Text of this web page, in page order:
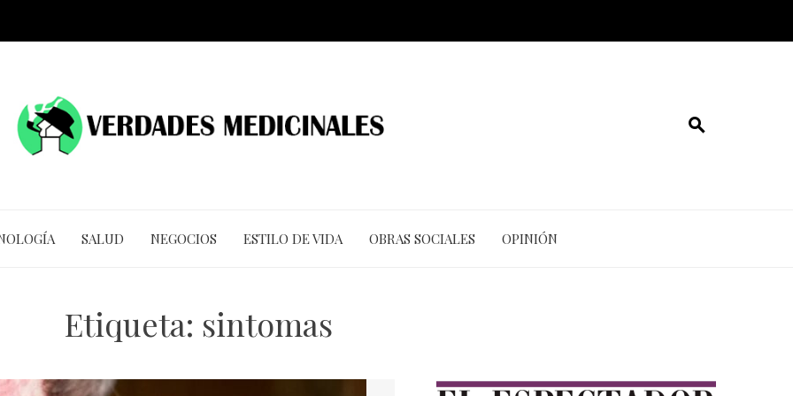
SALUD NEGOCIOS ESTILO DE VIDA OBRAS SOCIALES OPINIÓN
Etiqueta: sintomas